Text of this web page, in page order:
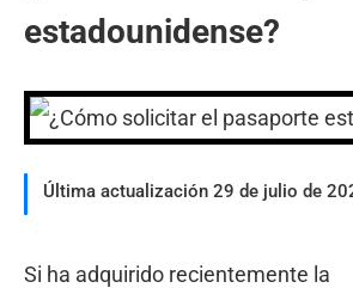
estadounidense?
Última actualización 29 de julio de
Si ha adquirido recientemente la